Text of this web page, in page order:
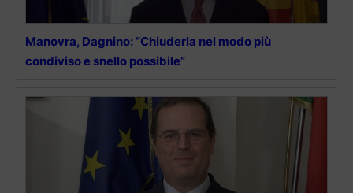
Manovra, Dagnino: “Chiuderla nel modo più
condiviso e snello possibile”